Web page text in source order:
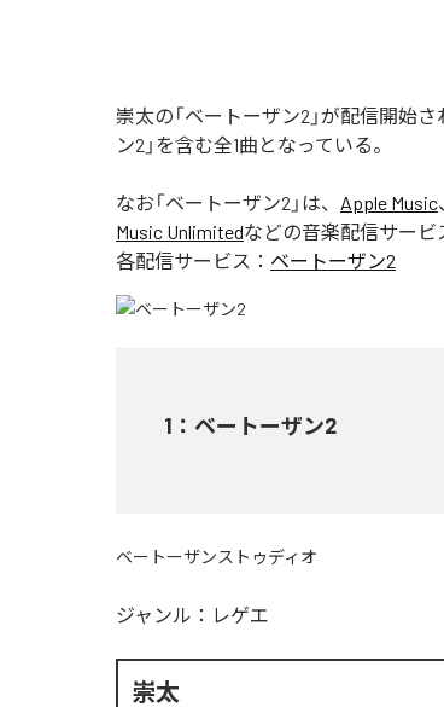
崇太の「ベートーザン2」が配信開始
ン2」を含む全1曲となっている。
なお「ベートーザン2 」は、 Apple Music
Music Unlimitedなどの音楽配信サービ
各配信サービス： ベートーザン2
1 ： ベートーザン2
ベートーザンストゥディオ
ジャンル： レゲエ
崇太